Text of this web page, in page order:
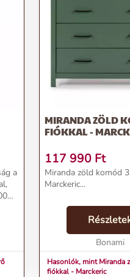
a
MIRANDA ZÖLD
FIÓKKAL -
117 990 Ft
Miranda zöld komód
Marckeric...
Bonami
Hasonlók, mint Miranda
fiókkal - Marckeric